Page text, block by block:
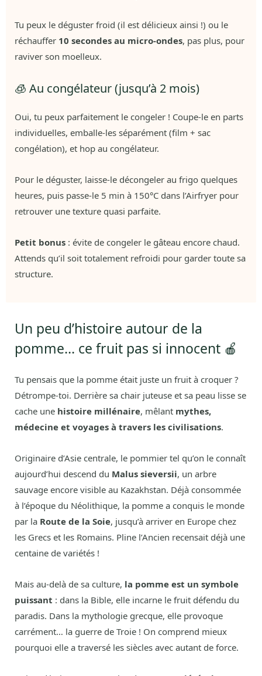
Tu peux le déguster froid (il est délicieux ainsi !) ou le
réchauffer 10 secondes au micro-ondes, pas plus, pour
raviver son moelleux.
🧊 Au congélateur (jusqu’à 2 mois)
Oui, tu peux parfaitement le congeler ! Coupe-le en parts
individuelles, emballe-les séparément (film + sac
congélation), et hop au congélateur.
Pour le déguster, laisse-le décongeler au frigo quelques
heures, puis passe-le 5 min à 150°C dans l’Airfryer pour
retrouver une texture quasi parfaite.
Petit bonus : évite de congeler le gâteau encore chaud.
Attends qu’il soit totalement refroidi pour garder toute sa
structure.
Un peu d’histoire autour de la
pomme… ce fruit pas si innocent 🍎
Tu pensais que la pomme était juste un fruit à croquer ?
Détrompe-toi. Derrière sa chair juteuse et sa peau lisse se
cache une histoire millénaire, mêlant mythes,
médecine et voyages à travers les civilisations.
Originaire d’Asie centrale, le pommier tel qu’on le connaît
aujourd’hui descend du Malus sieversii, un arbre
sauvage encore visible au Kazakhstan. Déjà consommée
à l’époque du Néolithique, la pomme a conquis le monde
par la Route de la Soie, jusqu’à arriver en Europe chez
les Grecs et les Romains. Pline l’Ancien recensait déjà une
centaine de variétés !
Mais au-delà de sa culture, la pomme est un symbole
puissant : dans la Bible, elle incarne le fruit défendu du
paradis. Dans la mythologie grecque, elle provoque
carrément… la guerre de Troie ! On comprend mieux
pourquoi elle a traversé les siècles avec autant de force.